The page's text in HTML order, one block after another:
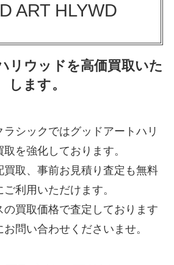
ART HLYWD
リウッドを高価買取いた
します。
シックではグッドアートハリ
取を強化しております。
買取、事前お見積り査定も無料
ご利用いただけます。
の買取価格で査定しております
問い合わせくださいませ。